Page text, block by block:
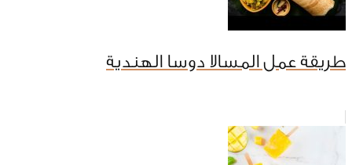
طريقة عمل المسالا دوسا الهندية